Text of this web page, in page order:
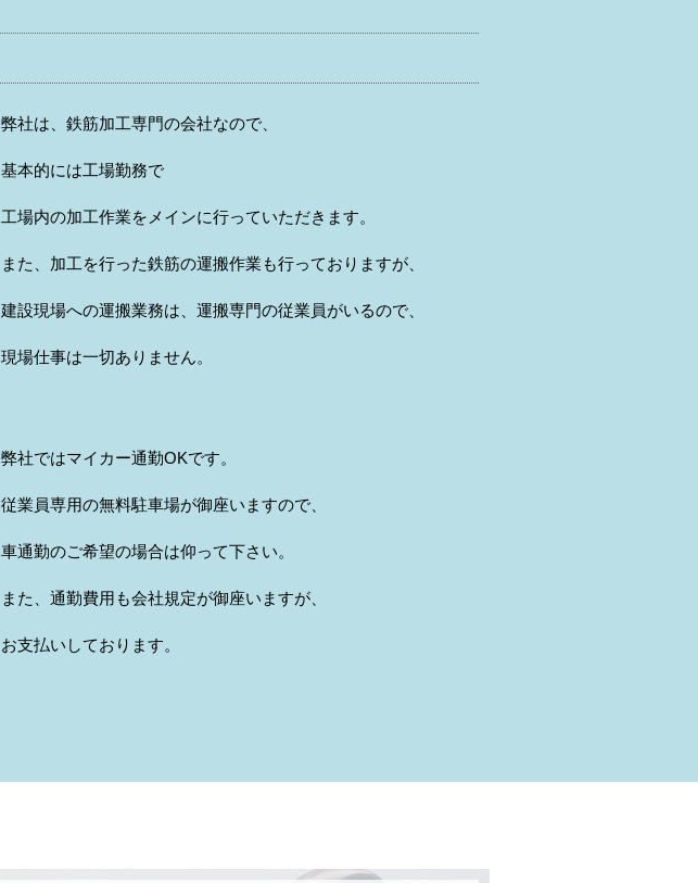
弊社は、鉄筋加工専門の会社なので、
基本的には工場勤務で
工場内の加工作業をメインに行っていただきます。
また、加工を行った鉄筋の運搬作業も行っておりますが、
建設現場への運搬業務は、運搬専門の従業員がいるので、
現場仕事は一切ありません。
弊社ではマイカー通勤OKです。
従業員専用の無料駐車場が御座いますので、
車通勤のご希望の場合は仰って下さい。
また、通勤費用も会社規定が御座いますが、
お支払いしております。